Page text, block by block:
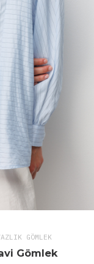
GÖMLEK
Gömlek